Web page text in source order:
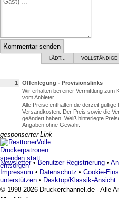
Kommentar senden
LÄDT...
1
Offenlegung - Provisionslinks
Wir erhalten bei einer Vermittlung zum
vom Anbieter.
Alle Preise enthalten die derzeit
Versandkosten. Der Preis sowie die
geändert haben. Weiß hinterlegte
Angaben ohne Gewähr.
gesponserter Link
Volle
Druckerpatronen
spenden statt
entsorgen
Newsletter•Benutzer-Registrierung •
Impressum • Datenschutz • Cookie-
unterstützen • Desktop/Klassik-Ansicht
© 1998-2026 Druckerchannel.de - Alle